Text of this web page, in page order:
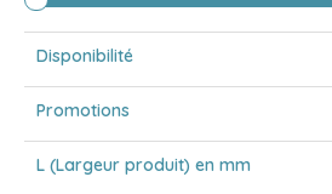
Disponibilité
Promotions
L (Largeur produit) en mm